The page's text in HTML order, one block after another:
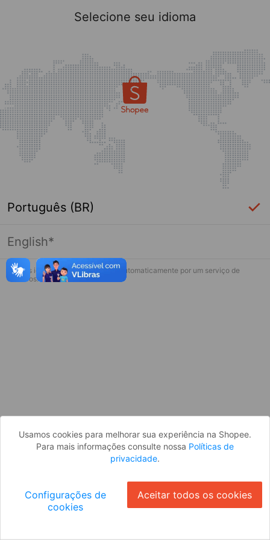
Página indisponível
Desculpe, algo deu errado. Faça login
Selecione seu idioma
Português (BR)
English*
* Esses idiomas serão traduzidos automaticamente por um serviço de
terceiros.
Usamos cookies para melhorar sua experiência na Shopee.
Para mais informações consulte nossa Políticas de
privacidade.
Configurações de
cookies
Aceitar todos os cookies